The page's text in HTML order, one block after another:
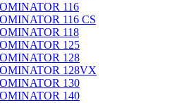
116
116 CS
118
125
128
128VX
130
140